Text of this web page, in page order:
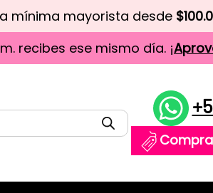
mínima mayorista desde
recibes ese mismo día. ¡